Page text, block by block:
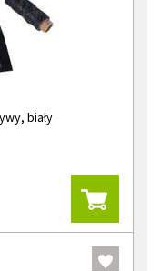
biały